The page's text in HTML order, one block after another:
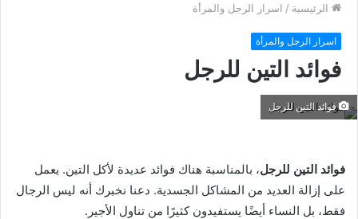
الرئيسية / اسرار الرجل والمرأة
اسرار الرجل والمرأة
فوائد التين للرجل
فوائد التين للرجل
فوائد التين للرجل، بالمناسبة هناك فوائد عديدة لأكل التين. يعمل
على إزالة العديد من المشاكل الجسدية. دعنا نخبرك أنه ليس الرجال
فقط، بل النساء أيضًا يستفيدون كثيرًا من تناول الأجير.